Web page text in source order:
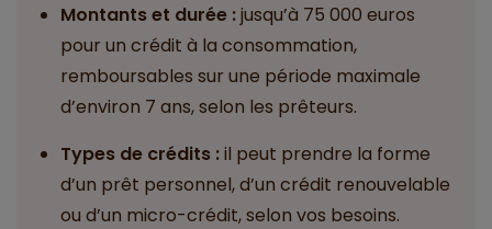
Montants et durée :jusqu’à 75 000 euros
pour un crédit à la consommation,
remboursables sur une période maximale
d’environ 7 ans, selon les prêteurs.
Types de crédits :il peut prendre la forme
d’un prêt personnel, d’un crédit renouvelable
ou d’un micro-crédit, selon vos besoins.